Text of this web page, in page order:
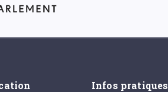
Infos pratiques